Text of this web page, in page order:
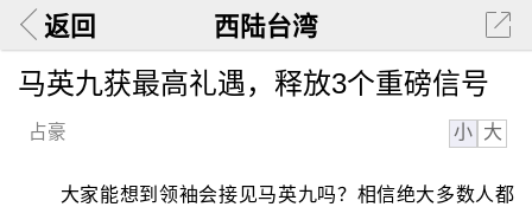
返回 西陆台湾
马英九获最高礼遇，释放3个重磅信号
占豪 小 大
大家能想到领袖会接见马英九吗？相信绝大多数人都